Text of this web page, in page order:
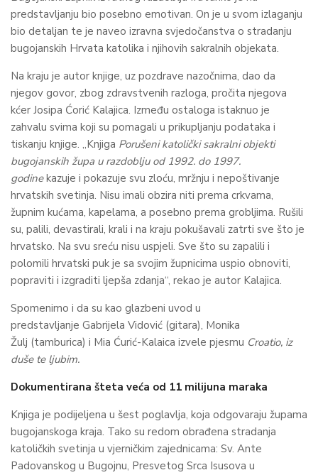
predstavljanju bio posebno emotivan. On je u svom izlaganju
bio detaljan te je naveo izravna svjedočanstva o stradanju
bugojanskih Hrvata katolika i njihovih sakralnih objekata.
Na kraju je autor knjige, uz pozdrave nazočnima, dao da
njegov govor, zbog zdravstvenih razloga, pročita njegova
kćer Josipa Ćorić Kalajica. Između ostaloga istaknuo je
zahvalu svima koji su pomagali u prikupljanju podataka i
tiskanju knjige. „Knjiga Porušeni katolički sakralni objekti
bugojanskih župa u razdoblju od 1992. do 1997.
godinekazuje i pokazuje svu zloću, mržnju i nepoštivanje
hrvatskih svetinja. Nisu imali obzira niti prema crkvama,
župnim kućama, kapelama, a posebno prema grobljima. Rušili
su, palili, devastirali, krali i na kraju pokušavali zatrti sve što je
hrvatsko. Na svu sreću nisu uspjeli. Sve što su zapalili i
polomili hrvatski puk je sa svojim župnicima uspio obnoviti,
popraviti i izgraditi ljepša zdanja“, rekao je autor Kalajica.
Spomenimo i da su kao glazbeni uvod u
predstavljanje Gabrijela Vidović (gitara), Monika
Žulj (tamburica) i Mia Ćurić-Kalaica izvele pjesmu Croatio, iz
duše te ljubim.
Dokumentirana šteta veća od 11 milijuna maraka
Knjiga je podijeljena u šest poglavlja, koja odgovaraju župama
bugojanskoga kraja. Tako su redom obrađena stradanja
katoličkih svetinja u vjerničkim zajednicama: Sv. Ante
Padovanskog u Bugojnu, Presvetog Srca Isusova u